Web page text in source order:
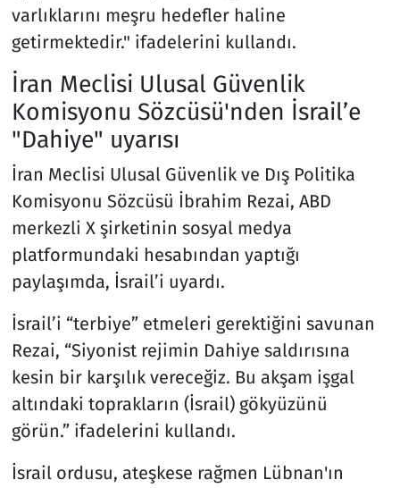
varlıklarını meşru hedefler haline
getirmektedir." ifadelerini kullandı.
İran Meclisi Ulusal Güvenlik
Komisyonu Sözcüsü'nden İsrail’e
"Dahiye" uyarısı
İran Meclisi Ulusal Güvenlik ve Dış Politika
Komisyonu Sözcüsü İbrahim Rezai, ABD
merkezli X şirketinin sosyal medya
platformundaki hesabından yaptığı
paylaşımda, İsrail’i uyardı.
İsrail’i “terbiye” etmeleri gerektiğini savunan
Rezai, “Siyonist rejimin Dahiye saldırısına
kesin bir karşılık vereceğiz. Bu akşam işgal
altındaki toprakların (İsrail) gökyüzünü
görün.” ifadelerini kullandı.
İsrail ordusu, ateşkese rağmen Lübnan'ın